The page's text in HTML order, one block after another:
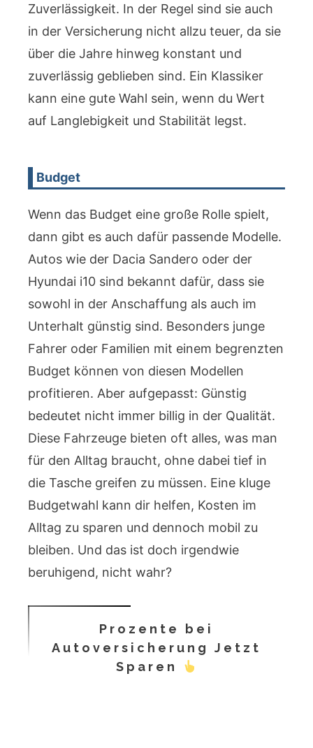
Zuverlässigkeit. In der Regel sind sie auch
in der Versicherung nicht allzu teuer, da sie
über die Jahre hinweg konstant und
zuverlässig geblieben sind. Ein Klassiker
kann eine gute Wahl sein, wenn du Wert
auf Langlebigkeit und Stabilität legst.
Budget
Wenn das Budget eine große Rolle spielt,
dann gibt es auch dafür passende Modelle.
Autos wie der Dacia Sandero oder der
Hyundai i10 sind bekannt dafür, dass sie
sowohl in der Anschaffung als auch im
Unterhalt günstig sind. Besonders junge
Fahrer oder Familien mit einem begrenzten
Budget können von diesen Modellen
profitieren. Aber aufgepasst: Günstig
bedeutet nicht immer billig in der Qualität.
Diese Fahrzeuge bieten oft alles, was man
für den Alltag braucht, ohne dabei tief in
die Tasche greifen zu müssen. Eine kluge
Budgetwahl kann dir helfen, Kosten im
Alltag zu sparen und dennoch mobil zu
bleiben. Und das ist doch irgendwie
beruhigend, nicht wahr?
Prozente bei
Autoversicherung Jetzt
Sparen